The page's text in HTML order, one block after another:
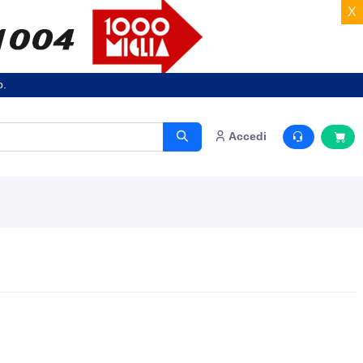
X
Accedi